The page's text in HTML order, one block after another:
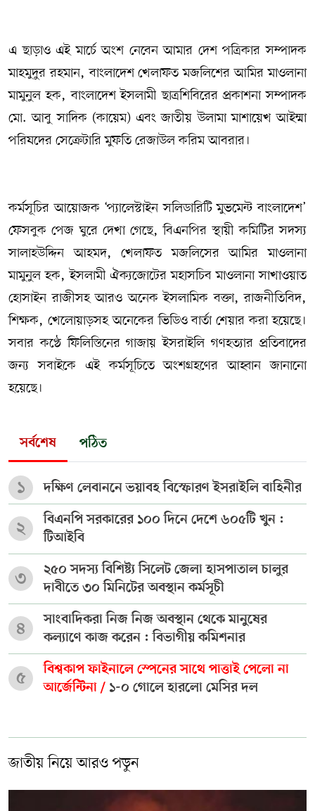
এ ছাড়াও এই মার্চে অংশ নেবেন আমার দেশ পত্রিকার সম্পাদক
মাহমুদুর রহমান, বাংলাদেশ খেলাফত মজলিশের আমির মাওলানা
মামুনুল হক, বাংলাদেশ ইসলামী ছাত্রশিবিরের প্রকাশনা সম্পাদক
মো. আবু সাদিক (কায়েম) এবং জাতীয় উলামা মাশায়েখ আইম্মা
পরিষদের সেক্রেটারি মুফতি রেজাউল করিম আবরার।
কর্মসূচির আয়োজক ‘প্যালেস্টাইন সলিডারিটি মুভমেন্ট বাংলাদেশ’
ফেসবুক পেজ ঘুরে দেখা গেছে, বিএনপির স্থায়ী কমিটির সদস্য
সালাহউদ্দিন আহমদ, খেলাফত মজলিসের আমির মাওলানা
মামুনুল হক, ইসলামী ঐক্যজোটের মহাসচিব মাওলানা সাখাওয়াত
হোসাইন রাজীসহ আরও অনেক ইসলামিক বক্তা, রাজনীতিবিদ,
শিক্ষক, খেলোয়াড়সহ অনেকের ভিডিও বার্তা শেয়ার করা হয়েছে।
সবার কণ্ঠে ফিলিস্তিনের গাজায় ইসরাইলি গণহত্যার প্রতিবাদের
জন্য সবাইকে এই কর্মসূচিতে অংশগ্রহণের আহ্বান জানানো
হয়েছে।
সর্বশেষ পঠিত
১ দক্ষিণ লেবাননে ভয়াবহ বিস্ফোরণ ইসরাইলি বাহিনীর
২
বিএনপি সরকারের ১০০ দিনে দেশে ৬০৫টি খুন :
টিআইবি
৩
২৫০ সদস্য বিশিষ্ট্য সিলেট জেলা হাসপাতাল চালুর
দাবীতে ৩০ মিনিটের অবস্থান কর্মসূচী
৪
সাংবাদিকরা নিজ নিজ অবস্থান থেকে মানুষের
কল্যাণে কাজ করেন : বিভাগীয় কমিশনার
৫
বিশ্বকাপ ফাইনালে স্পেনের সাথে পাত্তাই পেলো না
আর্জেন্টিনা / ১-০ গোলে হারলো মেসির দল
জাতীয় নিয়ে আরও পড়ুন